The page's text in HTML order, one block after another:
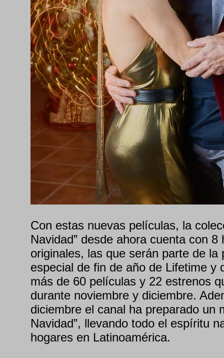
Con estas nuevas películas, la
Navidad” desde ahora cuenta con
originales, las que serán parte de la
especial de fin de año de Lifetime y
más de 60 películas y 22 estrenos
durante noviembre y diciembre.
diciembre el canal ha preparado un
Navidad”, llevando todo el espíritu
hogares en Latinoamérica.